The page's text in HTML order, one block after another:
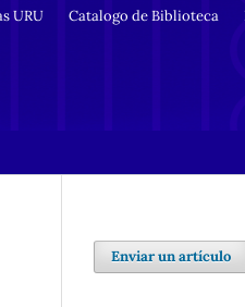
URU Catalogo de Biblioteca
Enviar un artículo